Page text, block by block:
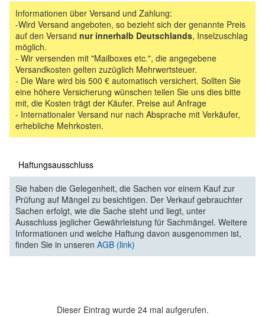
Informationen über Versand und Zahlung:
-Wird Versand angeboten, so bezieht sich der genannte Preis
auf den Versand nur innerhalb Deutschlands, Inselzuschlag
möglich.
- Wir versenden mit "Mailboxes etc.", die angegebene
Versandkosten gelten zuzüglich Mehrwertsteuer.
- Die Ware wird bis 500 € automatisch versichert. Sollten Sie
eine höhere Versicherung wünschen teilen Sie uns dies bitte
mit, die Kosten trägt der Käufer. Preise auf Anfrage
- Internationaler Versand nur nach Absprache mit Verkäufer,
erhebliche Mehrkosten.
Haftungsausschluss
Sie haben die Gelegenheit, die Sachen vor einem Kauf zur
Prüfung auf Mängel zu besichtigen. Der Verkauf gebrauchter
Sachen erfolgt, wie die Sache steht und liegt, unter
Ausschluss jeglicher Gewährleistung für Sachmängel. Weitere
Informationen und welche Haftung davon ausgenommen ist,
finden Sie in unseren AGB (link)
Dieser Eintrag wurde 24 mal aufgerufen.